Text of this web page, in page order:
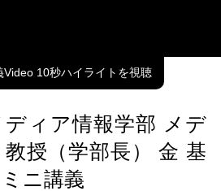
Video 10秒ハイライト
ィア情報学部 メデ
授（学部長） 金 基
ニ講義